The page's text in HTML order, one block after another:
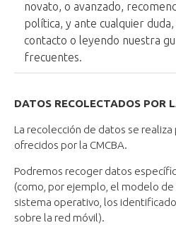
novato, o avanzado,
política, y ante cualquier
contacto o leyendo nuestra
frecuentes.
DATOS RECOLECTADOS POR
La recolección de datos se
ofrecidos por la CMCBA.
Podremos recoger datos
(como, por ejemplo, el modelo de
sistema operativo, los
sobre la red móvil).​